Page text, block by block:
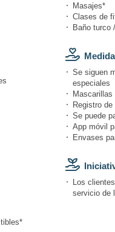
Masajes*
Clases de
Baño turco
Se siguen
especiales
Registro
Se puede
App móvil
Envases
Los
servicio de